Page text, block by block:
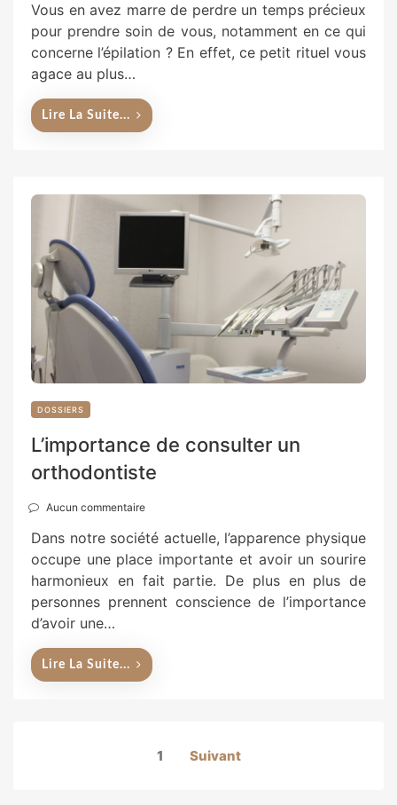
Vous en avez marre de perdre un temps précieux
pour prendre soin de vous, notamment en ce qui
concerne l’épilation ? En effet, ce petit rituel vous
agace au plus…
Lire La Suite...
DOSSIERS
L’importance de consulter un
orthodontiste
Aucun commentaire
Dans notre société actuelle, l’apparence physique
occupe une place importante et avoir un sourire
harmonieux en fait partie. De plus en plus de
personnes prennent conscience de l’importance
d’avoir une…
Lire La Suite...
1 Suivant